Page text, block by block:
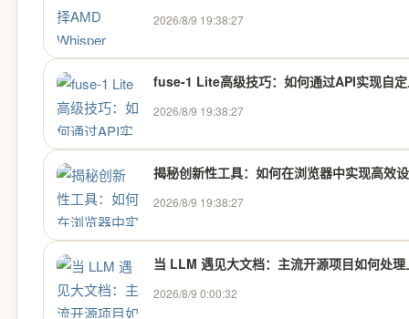
2026/8/9 19:38:27
fuse-1 Lite高级技巧：如何通过API实现自
2026/8/9 19:38:27
揭秘创新性工具：如何在浏览器中实现高效
2026/8/9 19:38:27
当 LLM 遇见大文档：主流开源项目如何处
2026/8/9 0:00:32